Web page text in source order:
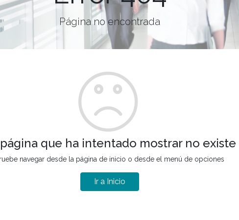
Página no encontrada
que ha intentado mostrar no existe
navegar desde la página de inicio o desde el menú de opciones
Ir a Inicio